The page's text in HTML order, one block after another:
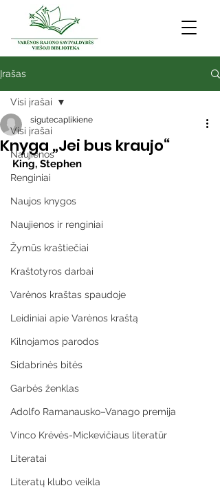
Įrašas
Visi įrašai
Naujienos
Renginiai
Naujos knygos
Naujienos ir renginiai
Žymūs kraštiečiai
Kraštotyros darbai
Varėnos kraštas spaudoje
Leidiniai apie Varėnos kraštą
Kilnojamos parodos
Sidabrinės bitės
Garbės ženklas
Adolfo Ramanausko–Vanago premija
Vinco Krėvės-Mickevičiaus literatūr
Literatai
Literatų klubo veikla
Visi įrašai
Knyga „Jei bus kraujo“
sigutecaplikiene
King, Stephen